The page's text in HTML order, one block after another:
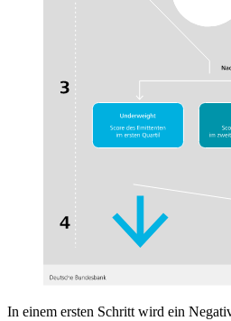
In einem ersten Schritt wird ein